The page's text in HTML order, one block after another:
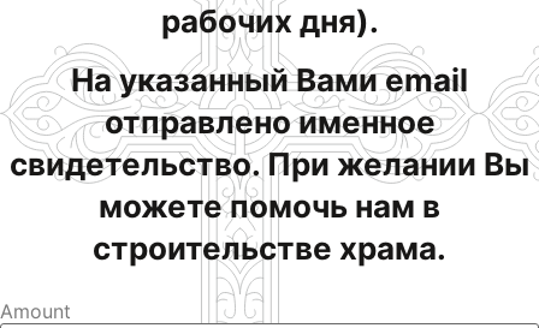
рабочих дня).
На указанный Вами email
отправлено именное
свидетельство. При желании Вы
можете помочь нам в
строительстве храма.
Amount